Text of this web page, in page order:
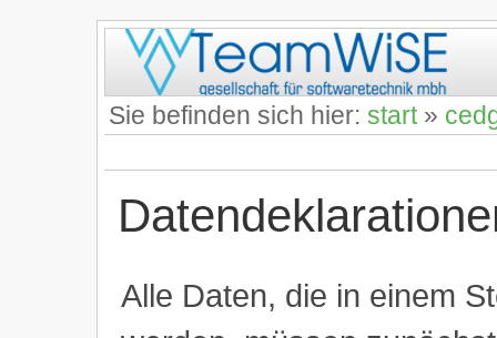
Sie befinden sich hier: start»
Alle Daten, die in einem